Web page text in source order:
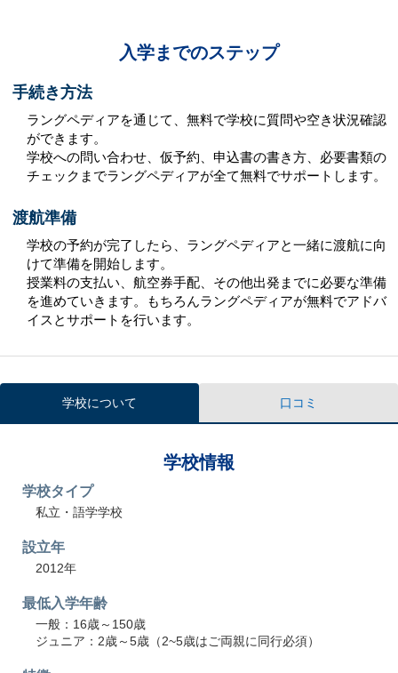
入学までのステップ
手続き方法
ラングペディアを通じて、無料で学校に質問や空き状況確認
ができます。
学校への問い合わせ、仮予約、申込書の書き方、必要書類の
チェックまでラングペディアが全て無料でサポートします。
渡航準備
学校の予約が完了したら、ラングペディアと一緒に渡航に向
けて準備を開始します。
授業料の支払い、航空券手配、その他出発までに必要な準備
を進めていきます。もちろんラングペディアが無料でアドバ
イスとサポートを行います。
学校について 口コミ
学校情報
学校タイプ
私立・語学学校
設立年
2012年
最低入学年齢
一般：16歳～150歳
ジュニア：2歳～5歳（2~5歳はご両親に同行必須）